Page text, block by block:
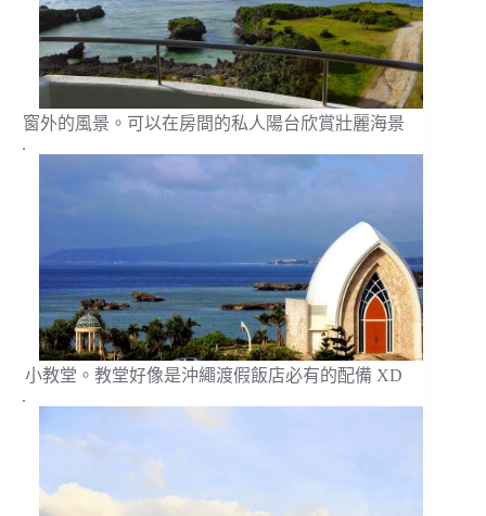
窗外的風景。可以在房間的私人陽台欣賞壯麗海景
.
小教堂。教堂好像是沖繩渡假飯店必有的配備 XD
.